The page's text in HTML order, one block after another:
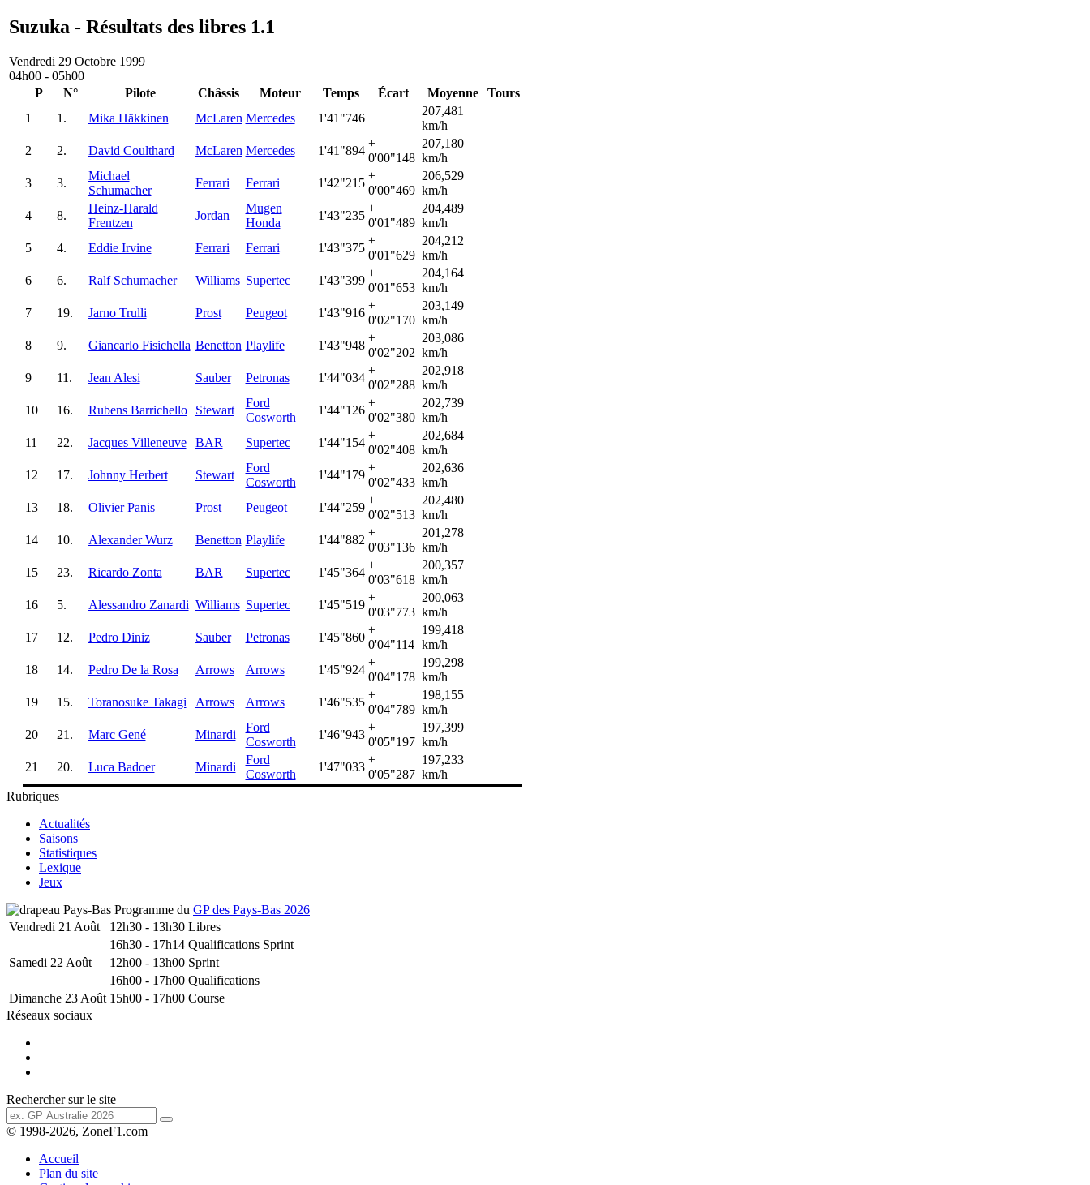
Suzuka - Résultats des libres 1.1
Vendredi 29 Octobre 1999
04h00 - 05h00
P
N° Pilote Châssis Moteur Temps Écart Moyenne
Tours
1
1. Mika Häkkinen McLaren Mercedes 1'41"746
207,481
km/h
2
2. David Coulthard McLaren Mercedes 1'41"894
+
0'00"148
207,180
km/h
3
3.
Michael
Schumacher
Ferrari Ferrari 1'42"215
+
0'00"469
206,529
km/h
4
8.
Heinz-Harald
Frentzen
Jordan
Mugen
Honda
1'43"235
+
0'01"489
204,489
km/h
5
4. Eddie Irvine Ferrari Ferrari 1'43"375
+
0'01"629
204,212
km/h
6
6. Ralf Schumacher Williams Supertec 1'43"399
+
0'01"653
204,164
km/h
7
19. Jarno Trulli Prost Peugeot 1'43"916
+
0'02"170
203,149
km/h
8
9. Giancarlo Fisichella Benetton Playlife 1'43"948
+
0'02"202
203,086
km/h
9
11. Jean Alesi Sauber Petronas 1'44"034
+
0'02"288
202,918
km/h
10
16. Rubens Barrichello Stewart
Ford
Cosworth
1'44"126
+
0'02"380
202,739
km/h
11
22. Jacques Villeneuve BAR Supertec 1'44"154
+
0'02"408
202,684
km/h
12
17. Johnny Herbert Stewart
Ford
Cosworth
1'44"179
+
0'02"433
202,636
km/h
13
18. Olivier Panis Prost Peugeot 1'44"259
+
0'02"513
202,480
km/h
14
10. Alexander Wurz Benetton Playlife 1'44"882
+
0'03"136
201,278
km/h
15
23. Ricardo Zonta BAR Supertec 1'45"364
+
0'03"618
200,357
km/h
16
5. Alessandro Zanardi Williams Supertec 1'45"519
+
0'03"773
200,063
km/h
17
12. Pedro Diniz Sauber Petronas 1'45"860
+
0'04"114
199,418
km/h
18
14. Pedro De la Rosa Arrows Arrows 1'45"924
+
0'04"178
199,298
km/h
19
15. Toranosuke Takagi Arrows Arrows 1'46"535
+
0'04"789
198,155
km/h
20
21. Marc Gené Minardi
Ford
Cosworth
1'46"943
+
0'05"197
197,399
km/h
21
20. Luca Badoer Minardi
Ford
Cosworth
1'47"033
+
0'05"287
197,233
km/h
Rubriques
Actualités
Saisons
Statistiques
Lexique
Jeux
Programme du GP des Pays-Bas 2026
Vendredi 21 Août
12h30 - 13h30 Libres
16h30 - 17h14 Qualifications Sprint
Samedi 22 Août
12h00 - 13h00 Sprint
16h00 - 17h00 Qualifications
Dimanche 23 Août 15h00 - 17h00 Course
Réseaux sociaux
Rechercher sur le site
© 1998-2026, ZoneF1.com
Accueil
Plan du site